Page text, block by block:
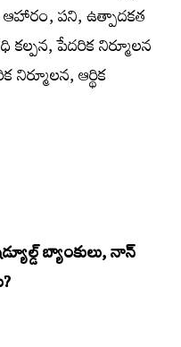
ఆహారం, పని, ఉత్పాదకత
పేదరిక నిర్మూలన
నిర్మూలన, ఆర్థిక
బ్యాంకులు, నాన్‌